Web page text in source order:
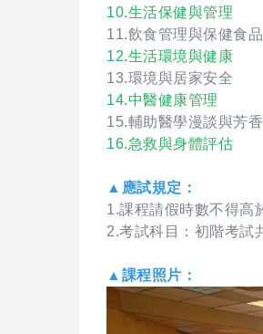
10.生活保健與管理
11.飲食管理與保健食品
12.生活環境與健康
13.環境與居家安全
14.中醫健康管理
15.輔助醫學漫談與芳
16.急救與身體評估
▲應試規定：
1.課程請假時數不得高
2.考試科目：初階考試
▲課程照片：